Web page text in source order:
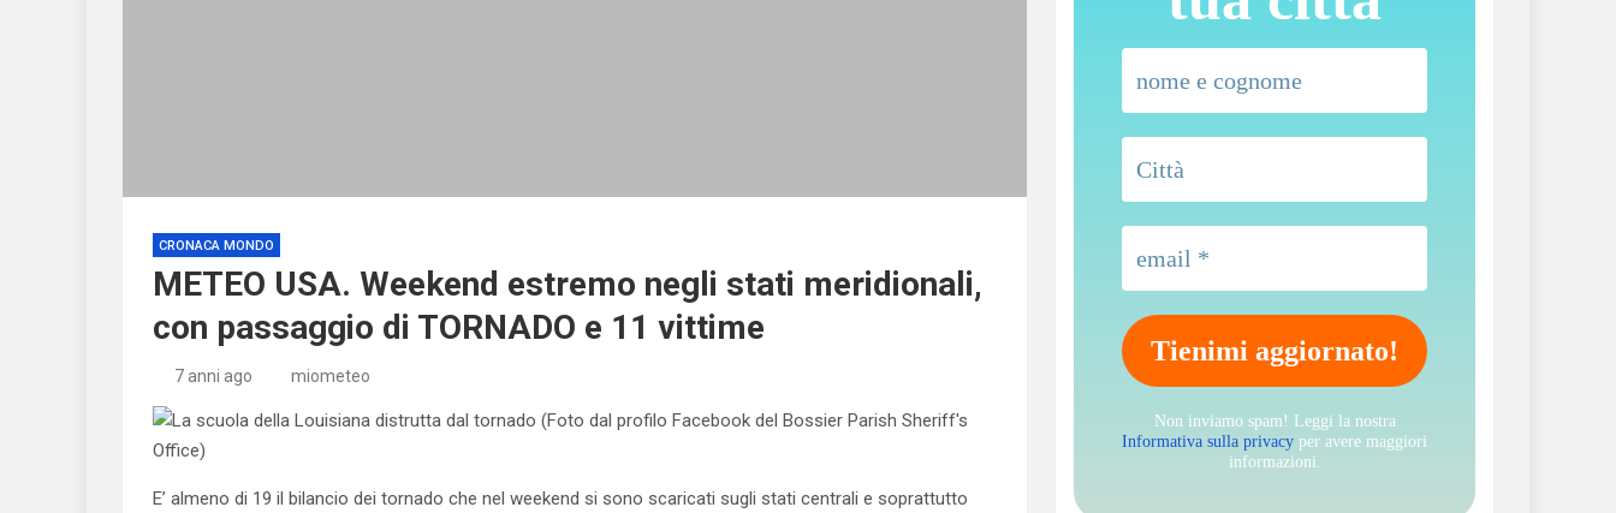
CRONACA MONDO
METEO USA. Weekend estremo negli stati meridionali,
con passaggio di TORNADO e 11 vittime
7 anni ago miometeo
E’ almeno di 19 il bilancio dei tornado che nel weekend si sono scaricati sugli stati centrali e soprattutto
Non inviamo spam! Leggi la nostra
Informativa sulla privacy per avere maggiori
informazioni.